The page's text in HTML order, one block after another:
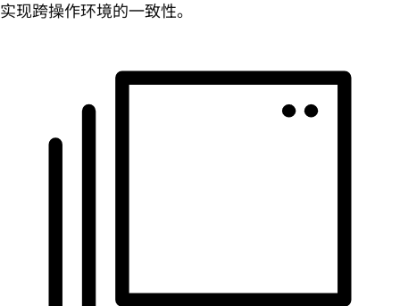
实现跨操作环境的一致性。